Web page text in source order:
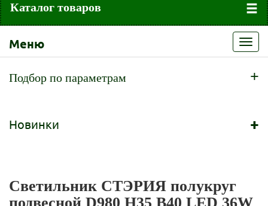
Каталог товаров
Меню
Подбор по параметрам +
Новинки +
Светильник СТЭРИЯ полукруг